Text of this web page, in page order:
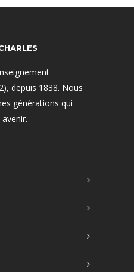
depuis 1838. Nous
générations qui